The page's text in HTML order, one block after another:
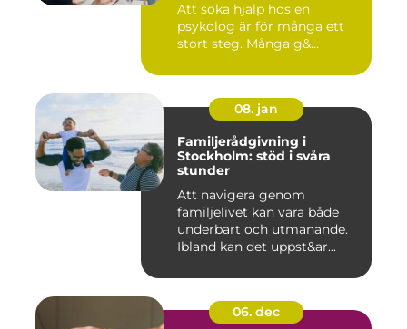
Att söka hjälp hos en
psykolog är för många ett
stort steg. Många g&...
08. jan
Familjerådgivning i
Stockholm: stöd i svåra
stunder
Att navigera genom
familjelivet kan vara både
underbart och utmanande.
Ibland kan det uppst&ar...
06. dec